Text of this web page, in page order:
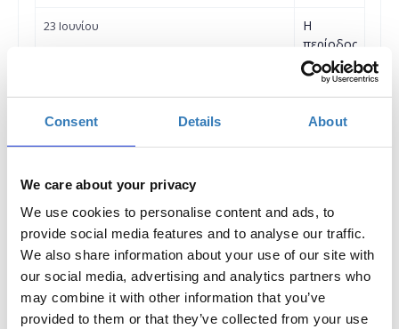
Consent Details About
We care about your privacy
We use cookies to personalise content and ads, to
provide social media features and to analyse our traffic.
We also share information about your use of our site with
our social media, advertising and analytics partners who
may combine it with other information that you’ve
provided to them or that they’ve collected from your use
23 Ιουνίου
Η
περίοδος
εγγραφών
έχει λήξει.
Το SNF Nostos 2022 θα πραγματοποιηθεί στις 23 και στις 24 Ιουνίου
στοΚέντρο Πολιτισμού Ίδρυμα Σταύρος Νιάρχος (ΚΠΙΣΝ).
Χτίζοντας πάνω σε μια πορεία έντεκα ετών, στόχος του SNF Nostos
είναι να φέρει κοντά ανήσυχα πνεύματα από κάθε χώρο σκέψης και